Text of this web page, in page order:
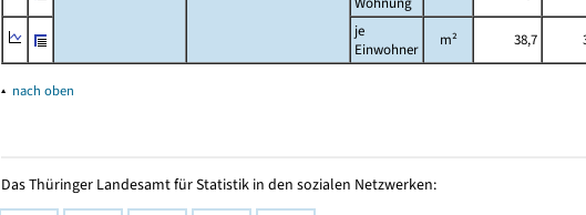
je
Einwohner
m² 38,7
▴ nach oben
Das Thüringer Landesamt für Statistik in den sozialen Netzwerken: